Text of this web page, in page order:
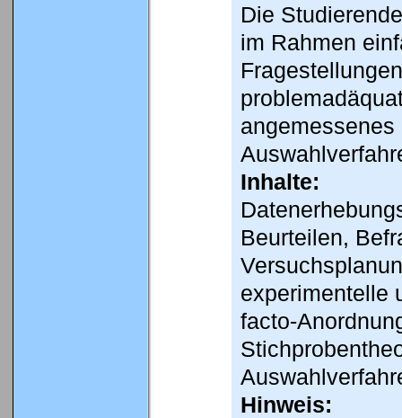
Die
im Rahmen
Inhalte:
Beurteilen,
experimentelle
facto-
Hinweis: